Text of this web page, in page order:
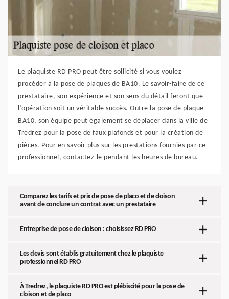
Le plaquiste RD PRO peut être sollicité si vous voulez
procéder à la pose de plaques de BA10. Le savoir-faire de ce
prestataire, son expérience et son sens du détail feront que
l’opération soit un véritable succès. Outre la pose de plaque
BA10, son équipe peut également se déplacer dans la ville de
Tredrez pour la pose de faux plafonds et pour la création de
pièces. Pour en savoir plus sur les prestations fournies par ce
professionnel, contactez-le pendant les heures de bureau.
Comparez les tarifs et prix de pose de placo et de cloison
avant de conclure un contrat avec un prestataire
Entreprise de pose de cloison : choisissez RD PRO
Les devis sont établis gratuitement chez le plaquiste
professionnel RD PRO
À Tredrez, le plaquiste RD PRO est plébiscité pour la pose de
cloison et de placo